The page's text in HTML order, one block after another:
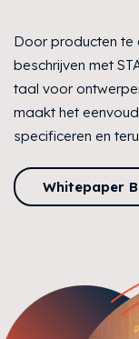
Door producten te
beschrijven met
taal voor
maakt het
specificeren en
Whitepaper